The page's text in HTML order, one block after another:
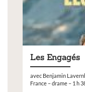
Les Engagés
avec Benjamin
France – drame – 1 h